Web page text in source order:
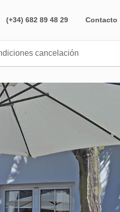
(+34) 682 89 48 29 Contacto
cancelación